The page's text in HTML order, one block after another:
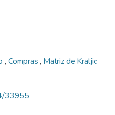
, Compras , Matriz de Kraljic
33955